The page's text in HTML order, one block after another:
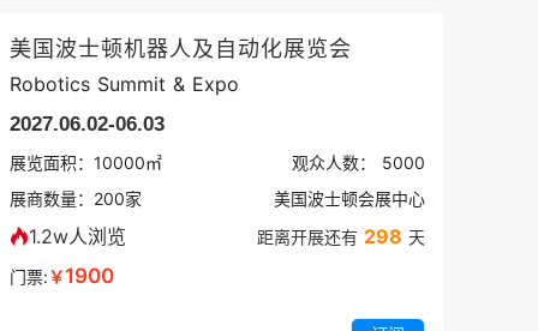
美国波士顿机器人及自动化展览会
Robotics Summit & Expo
2027.06.02-06.03
展览面积： 10000㎡ 观众人数： 5000
展商数量： 200家 美国波士顿会展中心
1.2w人浏览 距离开展还有 298 天
门票:￥1900